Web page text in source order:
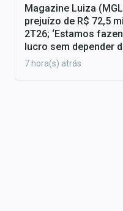
Magazine Luiza
prejuízo de R$ 72,5
2T26; ‘Estamos
lucro sem depender
7 hora(s) atrás